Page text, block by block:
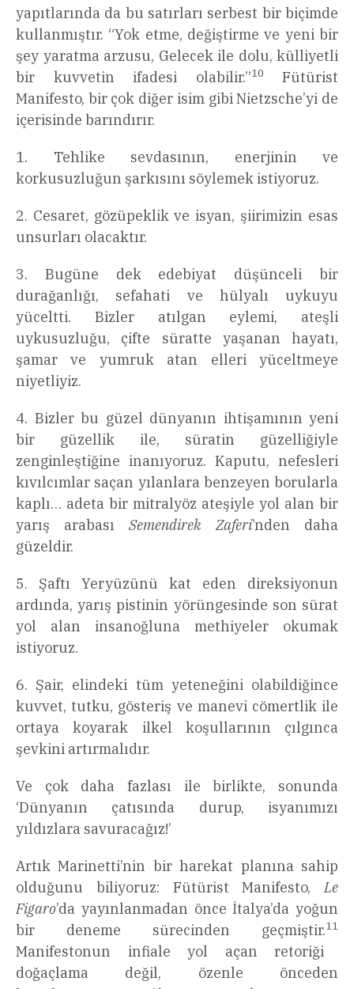
yapıtlarında da bu satırları serbest bir biçimde
kullanmıştır. “Yok etme, değiştirme ve yeni bir
şey yaratma arzusu, Gelecek ile dolu, külliyetli
bir kuvvetin ifadesi olabilir.”10
Fütürist
Manifesto, bir çok diğer isim gibi Nietzsche’yi de
içerisinde barındırır.
1. Tehlike sevdasının, enerjinin ve
korkusuzluğun şarkısını söylemek istiyoruz.
2. Cesaret, gözüpeklik ve isyan, şiirimizin esas
unsurları olacaktır.
3. Bugüne dek edebiyat düşünceli bir
durağanlığı, sefahati ve hülyalı uykuyu
yüceltti. Bizler atılgan eylemi, ateşli
uykusuzluğu, çifte süratte yaşanan hayatı,
şamar ve yumruk atan elleri yüceltmeye
niyetliyiz.
4. Bizler bu güzel dünyanın ihtişamının yeni
bir güzellik ile, süratin güzelliğiyle
zenginleştiğine inanıyoruz. Kaputu, nefesleri
kıvılcımlar saçan yılanlara benzeyen borularla
kaplı… adeta bir mitralyöz ateşiyle yol alan bir
yarış arabası Semendirek Zaferi’nden daha
güzeldir.
5. Şaftı Yeryüzünü kat eden direksiyonun
ardında, yarış pistinin yörüngesinde son sürat
yol alan insanoğluna methiyeler okumak
istiyoruz.
6. Şair, elindeki tüm yeteneğini olabildiğince
kuvvet, tutku, gösteriş ve manevi cömertlik ile
ortaya koyarak ilkel koşullarının çılgınca
şevkini artırmalıdır.
Ve çok daha fazlası ile birlikte, sonunda
‘Dünyanın çatısında durup, isyanımızı
yıldızlara savuracağız!’
Artık Marinetti’nin bir harekat planına sahip
olduğunu biliyoruz: Fütürist Manifesto,Le
Figaro’da yayınlanmadan önce İtalya’da yoğun
bir deneme sürecinden geçmiştir.11
Manifestonun infiale yol açan retoriği
doğaçlama değil, özenle önceden